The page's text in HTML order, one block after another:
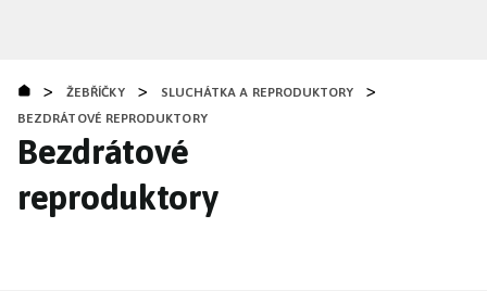
obsahu
> ŽEBŘÍČKY > SLUCHÁTKA A REPRODUKTORY >
BEZDRÁTOVÉ REPRODUKTORY
Bezdrátové
reproduktory